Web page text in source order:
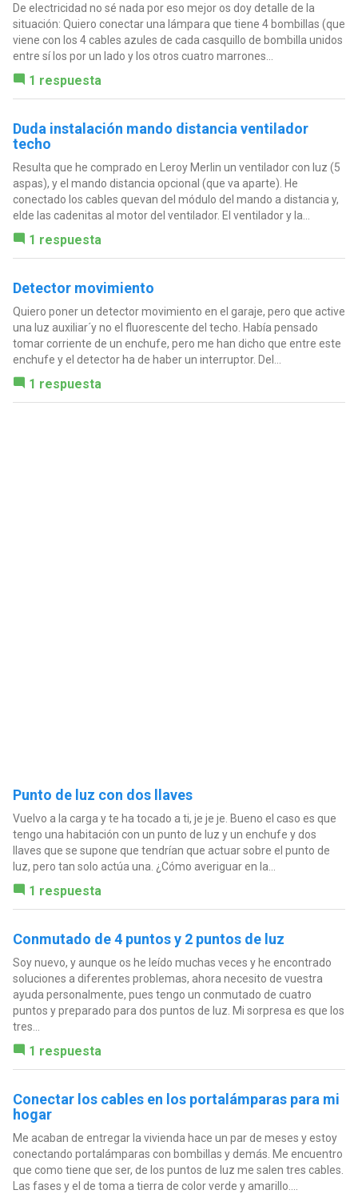
De electricidad no sé nada por eso mejor os doy detalle de la
situación: Quiero conectar una lámpara que tiene 4 bombillas (que
viene con los 4 cables azules de cada casquillo de bombilla unidos
entre sí los por un lado y los otros cuatro marrones...
1 respuesta
Duda instalación mando distancia ventilador
techo
Resulta que he comprado en Leroy Merlin un ventilador con luz (5
aspas), y el mando distancia opcional (que va aparte). He
conectado los cables quevan del módulo del mando a distancia y,
elde las cadenitas al motor del ventilador. El ventilador y la...
1 respuesta
Detector movimiento
Quiero poner un detector movimiento en el garaje, pero que active
una luz auxiliar´y no el fluorescente del techo. Había pensado
tomar corriente de un enchufe, pero me han dicho que entre este
enchufe y el detector ha de haber un interruptor. Del...
1 respuesta
Punto de luz con dos llaves
Vuelvo a la carga y te ha tocado a ti, je je je. Bueno el caso es que
tengo una habitación con un punto de luz y un enchufe y dos
llaves que se supone que tendrían que actuar sobre el punto de
luz, pero tan solo actúa una. ¿Cómo averiguar en la...
1 respuesta
Conmutado de 4 puntos y 2 puntos de luz
Soy nuevo, y aunque os he leído muchas veces y he encontrado
soluciones a diferentes problemas, ahora necesito de vuestra
ayuda personalmente, pues tengo un conmutado de cuatro
puntos y preparado para dos puntos de luz. Mi sorpresa es que los
tres...
1 respuesta
Conectar los cables en los portalámparas para mi
hogar
Me acaban de entregar la vivienda hace un par de meses y estoy
conectando portalámparas con bombillas y demás. Me encuentro
que como tiene que ser, de los puntos de luz me salen tres cables.
Las fases y el de toma a tierra de color verde y amarillo....